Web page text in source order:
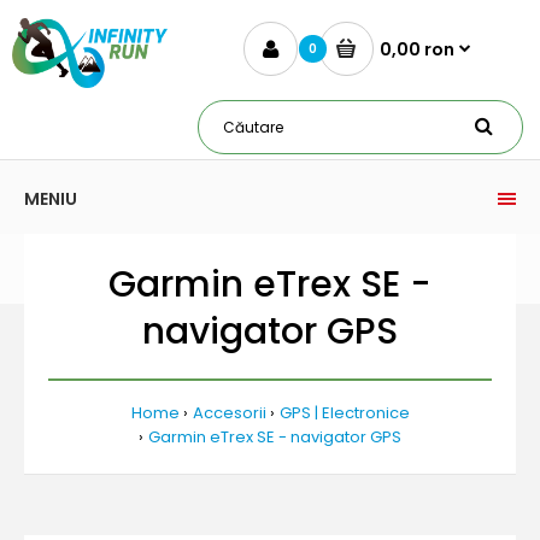
0 0,00 ron
MENIU
Garmin eTrex SE -
navigator GPS
Home Accesorii
GPS | Electronice
Garmin eTrex SE - navigator GPS